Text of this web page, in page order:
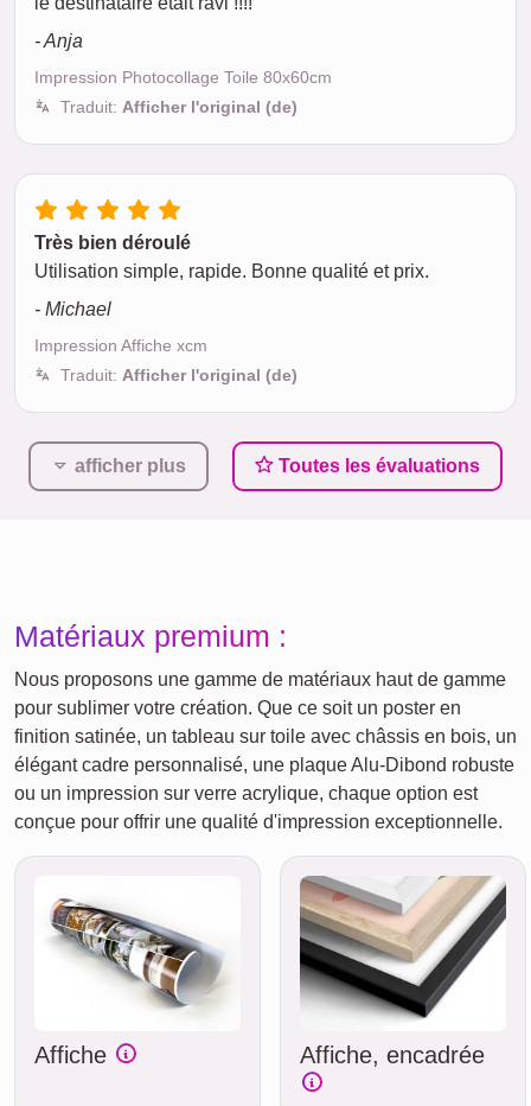
- Anja
Impression Photocollage Toile 80x60cm
Traduit: Afficher l'original (de)
Très bien déroulé
Utilisation simple, rapide. Bonne qualité et prix.
- Michael
Impression Affiche xcm
Traduit: Afficher l'original (de)
afficher plus Toutes les évaluations
Matériaux premium :
Nous proposons une gamme de matériaux haut de gamme
pour sublimer votre création. Que ce soit un poster en
finition satinée, un tableau sur toile avec châssis en bois, un
élégant cadre personnalisé, une plaque Alu-Dibond robuste
ou un impression sur verre acrylique, chaque option est
conçue pour offrir une qualité d'impression exceptionnelle.
Affiche Affiche, encadrée